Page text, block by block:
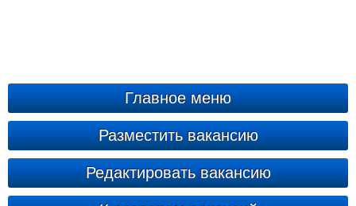
Главное меню
Разместить вакансию
Редактировать вакансию